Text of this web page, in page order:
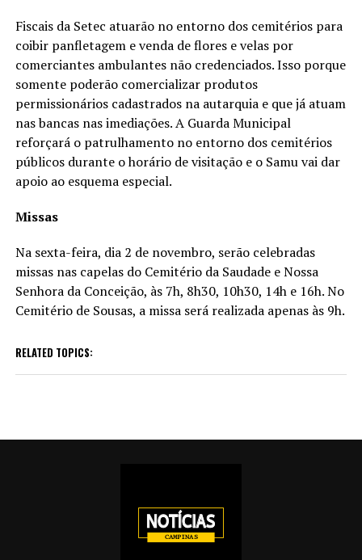
Fiscais da Setec atuarão no entorno dos cemitérios para
coibir panfletagem e venda de flores e velas por
comerciantes ambulantes não credenciados. Isso porque
somente poderão comercializar produtos
permissionários cadastrados na autarquia e que já atuam
nas bancas nas imediações. A Guarda Municipal
reforçará o patrulhamento no entorno dos cemitérios
públicos durante o horário de visitação e o Samu vai dar
apoio ao esquema especial.
Missas
Na sexta-feira, dia 2 de novembro, serão celebradas
missas nas capelas do Cemitério da Saudade e Nossa
Senhora da Conceição, às 7h, 8h30, 10h30, 14h e 16h. No
Cemitério de Sousas, a missa será realizada apenas às 9h.
RELATED TOPICS: